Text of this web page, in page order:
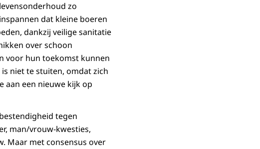
zo
dat kleine boeren
dankzij veilige sanitatie
over schoon
voor hun toekomst kunnen
niet te stuiten, omdat zich
aan een nieuwe kijk op
tegen
man/vrouw-kwesties,
Maar met consensus over